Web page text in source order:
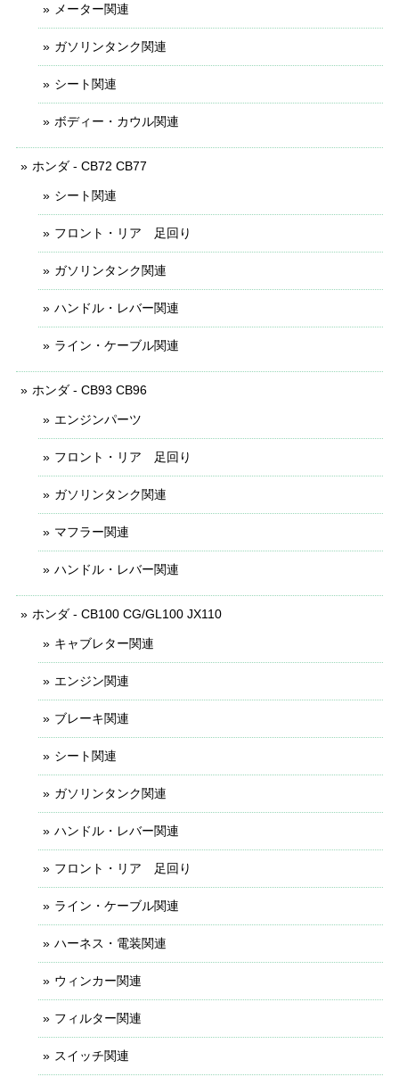
メーター関連
ガソリンタンク関連
シート関連
ボディー・カウル関連
ホンダ - CB72 CB77
シート関連
フロント・リア 足回り
ガソリンタンク関連
ハンドル・レバー関連
ライン・ケーブル関連
ホンダ - CB93 CB96
エンジンパーツ
フロント・リア 足回り
ガソリンタンク関連
マフラー関連
ハンドル・レバー関連
ホンダ - CB100 CG/GL100 JX110
キャブレター関連
エンジン関連
ブレーキ関連
シート関連
ガソリンタンク関連
ハンドル・レバー関連
フロント・リア 足回り
ライン・ケーブル関連
ハーネス・電装関連
ウィンカー関連
フィルター関連
スイッチ関連